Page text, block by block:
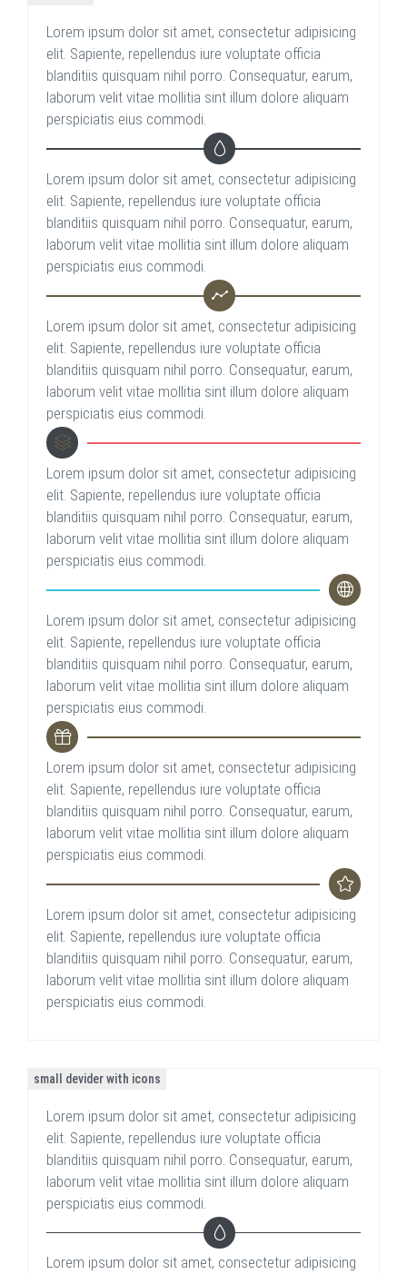
Lorem ipsum dolor sit amet, consectetur adipisicing
elit. Sapiente, repellendus iure voluptate officia
blanditiis quisquam nihil porro. Consequatur, earum,
laborum velit vitae mollitia sint illum dolore aliquam
perspiciatis eius commodi.
Lorem ipsum dolor sit amet, consectetur adipisicing
elit. Sapiente, repellendus iure voluptate officia
blanditiis quisquam nihil porro. Consequatur, earum,
laborum velit vitae mollitia sint illum dolore aliquam
perspiciatis eius commodi.
Lorem ipsum dolor sit amet, consectetur adipisicing
elit. Sapiente, repellendus iure voluptate officia
blanditiis quisquam nihil porro. Consequatur, earum,
laborum velit vitae mollitia sint illum dolore aliquam
perspiciatis eius commodi.
Lorem ipsum dolor sit amet, consectetur adipisicing
elit. Sapiente, repellendus iure voluptate officia
blanditiis quisquam nihil porro. Consequatur, earum,
laborum velit vitae mollitia sint illum dolore aliquam
perspiciatis eius commodi.
Lorem ipsum dolor sit amet, consectetur adipisicing
elit. Sapiente, repellendus iure voluptate officia
blanditiis quisquam nihil porro. Consequatur, earum,
laborum velit vitae mollitia sint illum dolore aliquam
perspiciatis eius commodi.
Lorem ipsum dolor sit amet, consectetur adipisicing
elit. Sapiente, repellendus iure voluptate officia
blanditiis quisquam nihil porro. Consequatur, earum,
laborum velit vitae mollitia sint illum dolore aliquam
perspiciatis eius commodi.
Lorem ipsum dolor sit amet, consectetur adipisicing
elit. Sapiente, repellendus iure voluptate officia
blanditiis quisquam nihil porro. Consequatur, earum,
laborum velit vitae mollitia sint illum dolore aliquam
perspiciatis eius commodi.
small devider with icons
Lorem ipsum dolor sit amet, consectetur adipisicing
elit. Sapiente, repellendus iure voluptate officia
blanditiis quisquam nihil porro. Consequatur, earum,
laborum velit vitae mollitia sint illum dolore aliquam
perspiciatis eius commodi.
Lorem ipsum dolor sit amet, consectetur adipisicing